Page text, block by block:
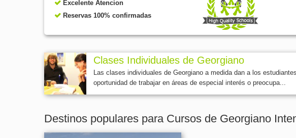
Excelente Atencion
Reservas 100% confirmadas
Clases Individuales de Georgiano
Las clases individuales de Georgiano a medida dan a los
oportunidad de trabajar en áreas de especial interés o preocupa...
Destinos populares para Cursos de Georgiano